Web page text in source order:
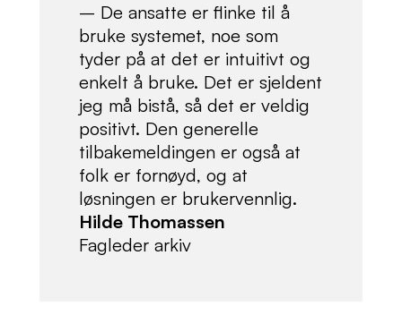
– De ansatte er flinke til å
bruke systemet, noe som
tyder på at det er intuitivt og
enkelt å bruke. Det er sjeldent
jeg må bistå, så det er veldig
positivt. Den generelle
tilbakemeldingen er også at
folk er fornøyd, og at
løsningen er brukervennlig.
Hilde Thomassen
Fagleder arkiv